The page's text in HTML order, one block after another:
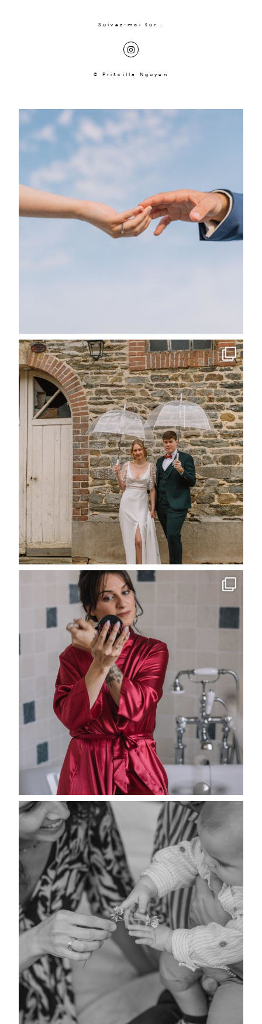
Suivez-moi sur :
© Priscilla Nguyen